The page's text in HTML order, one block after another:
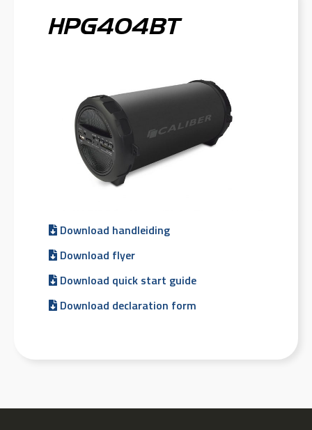
HPG404BT
Download handleiding
Download flyer
Download quick start guide
Download declaration form